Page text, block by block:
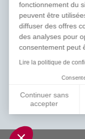
fonctionnement du
peuvent être
diffuser des offres
des analyses pour
consentement peut
Lire la politique de
Continuer sans
accepter
Notre plateforme vous